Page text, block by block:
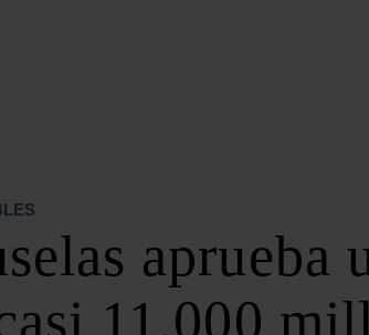
& INNOVACIÓNaprueba
11.000